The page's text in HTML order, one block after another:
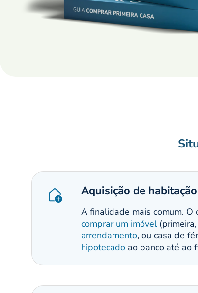
Aquisição de habitação
A finalidade mais comum. O
comprar um imóvel(primeira,
arrendamento, ou casa de
hipotecado ao banco até ao